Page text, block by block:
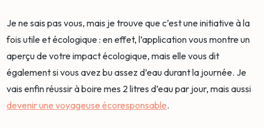
Je ne sais pas vous, mais je trouve que c’est une initiative à la
fois utile et écologique : en effet, l’application vous montre un
aperçu de votre impact écologique, mais elle vous dit
également si vous avez bu assez d’eau durant la journée. Je
vais enfin réussir à boire mes 2 litres d’eau par jour, mais aussi
devenir une voyageuse écoresponsable.